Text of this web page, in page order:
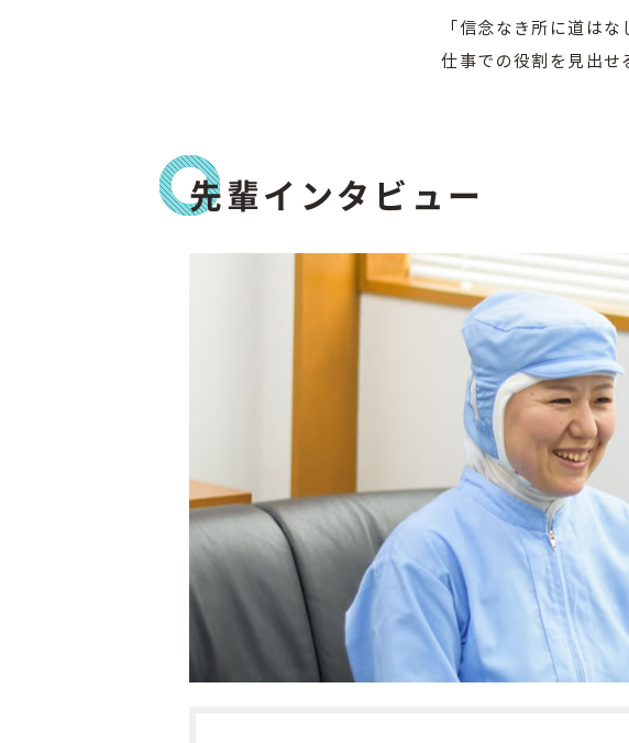
「信念なき所に道は
仕事での役割を見出せ
先輩インタビュー